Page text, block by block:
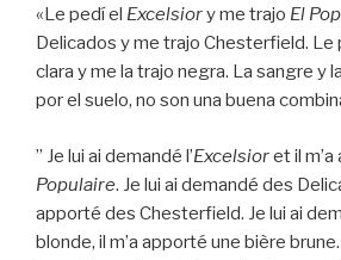
«Le pedí el Excelsiory me trajo El
Delicados y me trajo Chesterfield. Le
clara y me la trajo negra. La sangre y
por el suelo, no son una buena
” Je lui ai demandé l’Excelsioret il
Populaire. Je lui ai demandé des
apporté des Chesterfield. Je lui ai
blonde, il m’a apporté une bière